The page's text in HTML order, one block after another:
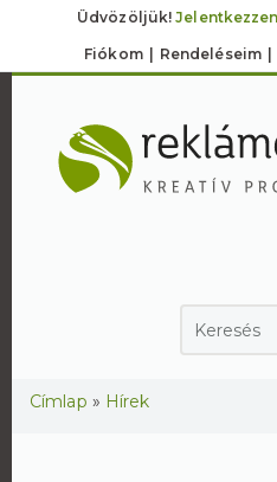
Üdvözöljük!
Fiókom Rendeléseim
Jelenlegi hely
Címlap » Hírek